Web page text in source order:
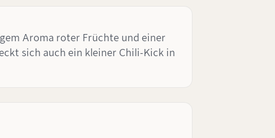
Aroma roter Früchte und einer
sich auch ein kleiner Chili-Kick in